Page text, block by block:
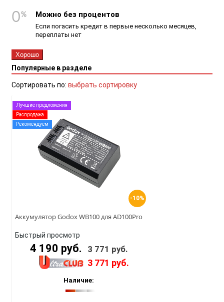
Можно без процентов
Если погасить кредит в первые несколько месяцев,
переплаты нет
Хорошо
Популярные в разделе
Сортировать по: выбрать сортировку
-10%
Лучшие предложения
Распродажа
Рекомендуем
Аккумулятор Godox WB100 для AD100Pro
Быстрый просмотр
4 190 руб. 3 771 руб.
3 771 руб.
Наличие: